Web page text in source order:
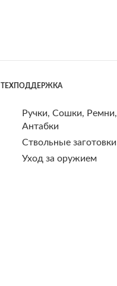
ТЕХПОДДЕРЖКА
Ручки, Сошки, Ремни,
Антабки
Ствольные заготовки
Уход за оружием